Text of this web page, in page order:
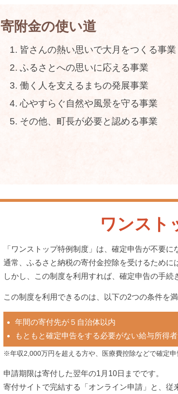
寄附金の使い道
皆さんの熱い思いで大月をつくる事業
ふるさとへの思いに応える事業
働く人を支えるまちの発展事業
心やすらぐ自然や風景を守る事業
その他、町長が必要と認める事業
ワンスト
「ワンストップ特例制度」は、確定申告が不要に
通常、ふるさと納税の寄付金控除を受けるために
しかし、この制度を利用すれば、確定申告の手
この制度を利用できるのは、以下の2つの条件を満
年間の寄付先が５自治体以内
もともと確定申告をする必要がない給与所得
※年収2,000万円を超える方や、医療費控除などで確定
申請期限は寄付した翌年の1月10日までです。
寄付サイトで完結する「オンライン申請」と、従